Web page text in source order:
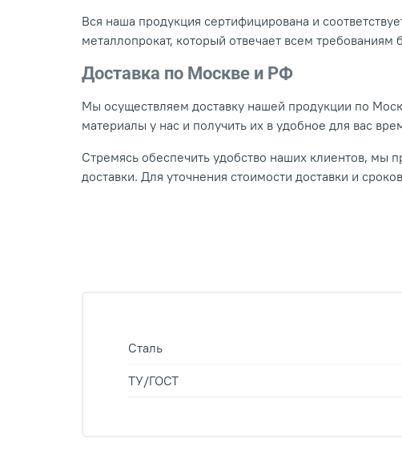
Вся наша продукция сертифицирована и
металлопрокат, который отвечает всем требованиям
Доставка по Москве и РФ
Мы осуществляем доставку нашей продукции по
материалы у нас и получить их в удобное для вас
Стремясь обеспечить удобство наших клиентов, мы
доставки. Для уточнения стоимости доставки и
Сталь
ТУ/ГОСТ